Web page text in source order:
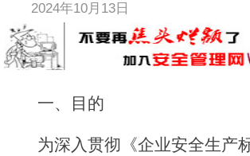
2024年10月13日
一、目的
为深入贯彻《企业安全生产